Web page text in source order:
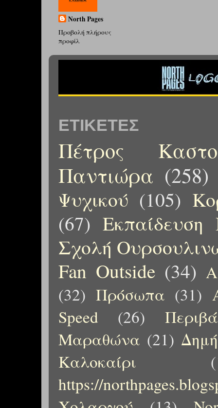
North Pages
Προβολή πλήρους
προφίλ
ΕΤΙΚΈΤΕΣ
Πέτρος
Παντιώρα (258)
Ψυχικού (105)
(67) Εκπαίδευση
Σχολή
Fan Outside (34)
(32) Πρόσωπα (31)
Speed
(26)
Μαραθώνα (21)
Καλοκαίρι
https://